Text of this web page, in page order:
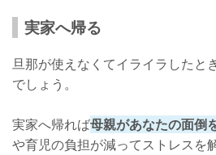
実家へ帰る
旦那が使えなくてイライラしたと
でしょう。
実家へ帰れば母親があなたの面倒
や育児の負担が減ってストレスを